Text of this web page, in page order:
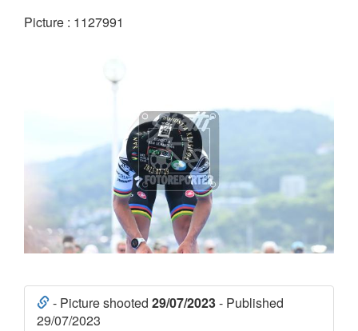
Picture : 1127991
- Picture shooted 29/07/2023- Published
29/07/2023